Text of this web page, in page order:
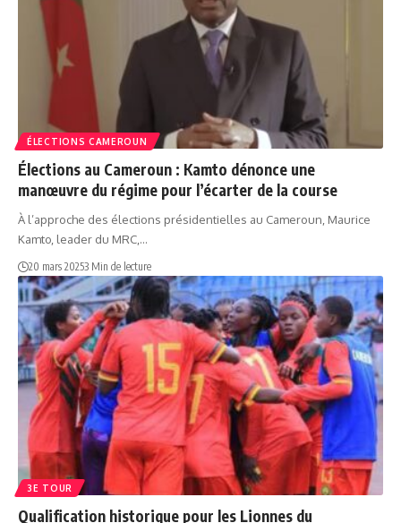
ÉLECTIONS CAMEROUN
Élections au Cameroun : Kamto dénonce une
manœuvre du régime pour l’écarter de la course
À l’approche des élections présidentielles au Cameroun, Maurice
Kamto, leader du MRC,…
20 mars 20253 Min de lecture
3E TOUR
Qualification historique pour les Lionnes du